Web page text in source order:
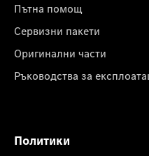
Пътна помощ
Сервизни пакети
Оригинални части
Ръководства за
Политики